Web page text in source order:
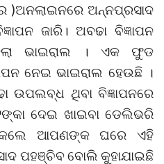
)ଅନଲାଇନରେ ଅନ୍ନପ୍ରସାଦ
ଜାରି। ଅବଢା ବିଜ୍ଞାପନ
ଭାଇରାଲ । ଏକ ଫୁଡ
ନେଇ ଭାଇରାଲ ହେଉଛି ।
ଉପଲବ୍ଧ ଥିବା ବିଜ୍ଞାପନରେ
ଦେଇ ଖାଇବା ଡେଲିଭରି
ଆପଣଙ୍କ ଘରେ ଏହି
ପହଞ୍ଚିବ ବୋଲି କୁହାଯାଇଛି